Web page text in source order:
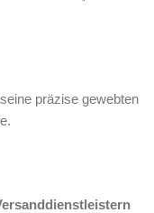
präzise gewebten